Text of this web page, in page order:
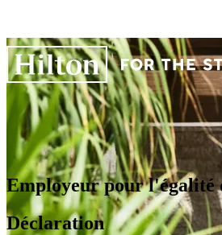
Employeur pour l'égalité
Déclaration